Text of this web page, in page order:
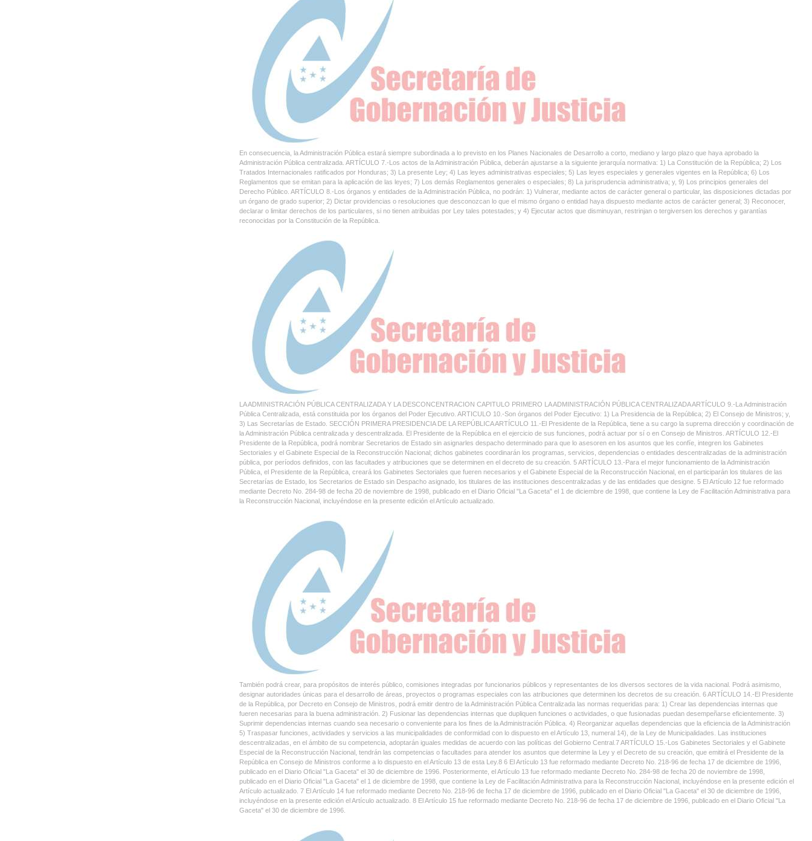
En consecuencia, la Administración Pública estará siempre subordinada a lo previsto en los Planes Nacionales de Desarrollo a corto, mediano y largo plazo que haya aprobado la
Administración Pública centralizada. ARTÍCULO 7.-Los actos de la Administración Pública, deberán ajustarse a la siguiente jerarquía normativa: 1) La Constitución de la República; 2) Los
Tratados Internacionales ratificados por Honduras; 3) La presente Ley; 4) Las leyes administrativas especiales; 5) Las leyes especiales y generales vigentes en la República; 6) Los
Reglamentos que se emitan para la aplicación de las leyes; 7) Los demás Reglamentos generales o especiales; 8) La jurisprudencia administrativa; y, 9) Los principios generales del
Derecho Público. ARTÍCULO 8.-Los órganos y entidades de la Administración Pública, no podrán: 1) Vulnerar, mediante actos de carácter general o particular, las disposiciones dictadas por
un órgano de grado superior; 2) Dictar providencias o resoluciones que desconozcan lo que el mismo órgano o entidad haya dispuesto mediante actos de carácter general; 3) Reconocer,
declarar o limitar derechos de los particulares, si no tienen atribuidas por Ley tales potestades; y 4) Ejecutar actos que disminuyan, restrinjan o tergiversen los derechos y garantías
reconocidas por la Constitución de la República.
LA ADMINISTRACIÓN PÚBLICA CENTRALIZADA Y LA DESCONCENTRACION CAPITULO PRIMERO LA ADMINISTRACIÓN PÚBLICA CENTRALIZADA ARTÍCULO 9.-La Administración
Pública Centralizada, está constituida por los órganos del Poder Ejecutivo. ARTICULO 10.-Son órganos del Poder Ejecutivo: 1) La Presidencia de la República; 2) El Consejo de Ministros; y,
3) Las Secretarías de Estado. SECCIÓN PRIMERA PRESIDENCIA DE LA REPÚBLICA ARTÍCULO 11.-El Presidente de la República, tiene a su cargo la suprema dirección y coordinación de
la Administración Pública centralizada y descentralizada. El Presidente de la República en el ejercicio de sus funciones, podrá actuar por sí o en Consejo de Ministros. ARTÍCULO 12.-El
Presidente de la República, podrá nombrar Secretarios de Estado sin asignarles despacho determinado para que lo asesoren en los asuntos que les confíe, integren los Gabinetes
Sectoriales y el Gabinete Especial de la Reconstrucción Nacional; dichos gabinetes coordinarán los programas, servicios, dependencias o entidades descentralizadas de la administración
pública, por períodos definidos, con las facultades y atribuciones que se determinen en el decreto de su creación. 5 ARTÍCULO 13.-Para el mejor funcionamiento de la Administración
Pública, el Presidente de la República, creará los Gabinetes Sectoriales que fueren necesarios y el Gabinete Especial de la Reconstrucción Nacional, en el participarán los titulares de las
Secretarías de Estado, los Secretarios de Estado sin Despacho asignado, los titulares de las instituciones descentralizadas y de las entidades que designe. 5 El Artículo 12 fue reformado
mediante Decreto No. 284-98 de fecha 20 de noviembre de 1998, publicado en el Diario Oficial "La Gaceta" el 1 de diciembre de 1998, que contiene la Ley de Facilitación Administrativa para
la Reconstrucción Nacional, incluyéndose en la presente edición el Artículo actualizado.
También podrá crear, para propósitos de interés público, comisiones integradas por funcionarios públicos y representantes de los diversos sectores de la vida nacional. Podrá asimismo,
designar autoridades únicas para el desarrollo de áreas, proyectos o programas especiales con las atribuciones que determinen los decretos de su creación. 6 ARTÍCULO 14.-El Presidente
de la República, por Decreto en Consejo de Ministros, podrá emitir dentro de la Administración Pública Centralizada las normas requeridas para: 1) Crear las dependencias internas que
fueren necesarias para la buena administración. 2) Fusionar las dependencias internas que dupliquen funciones o actividades, o que fusionadas puedan desempeñarse eficientemente. 3)
Suprimir dependencias internas cuando sea necesario o conveniente para los fines de la Administración Pública. 4) Reorganizar aquellas dependencias que la eficiencia de la Administración
5) Traspasar funciones, actividades y servicios a las municipalidades de conformidad con lo dispuesto en el Artículo 13, numeral 14), de la Ley de Municipalidades. Las instituciones
descentralizadas, en el ámbito de su competencia, adoptarán iguales medidas de acuerdo con las políticas del Gobierno Central.7 ARTÍCULO 15.-Los Gabinetes Sectoriales y el Gabinete
Especial de la Reconstrucción Nacional, tendrán las competencias o facultades para atender los asuntos que determine la Ley y el Decreto de su creación, que emitirá el Presidente de la
República en Consejo de Ministros conforme a lo dispuesto en el Artículo 13 de esta Ley.8 6 El Artículo 13 fue reformado mediante Decreto No. 218-96 de fecha 17 de diciembre de 1996,
publicado en el Diario Oficial "La Gaceta" el 30 de diciembre de 1996. Posteriormente, el Artículo 13 fue reformado mediante Decreto No. 284-98 de fecha 20 de noviembre de 1998,
publicado en el Diario Oficial "La Gaceta" el 1 de diciembre de 1998, que contiene la Ley de Facilitación Administrativa para la Reconstrucción Nacional, incluyéndose en la presente edición el
Artículo actualizado. 7 El Artículo 14 fue reformado mediante Decreto No. 218-96 de fecha 17 de diciembre de 1996, publicado en el Diario Oficial "La Gaceta" el 30 de diciembre de 1996,
incluyéndose en la presente edición el Artículo actualizado. 8 El Artículo 15 fue reformado mediante Decreto No. 218-96 de fecha 17 de diciembre de 1996, publicado en el Diario Oficial "La
Gaceta" el 30 de diciembre de 1996.